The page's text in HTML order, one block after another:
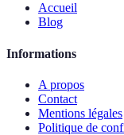
Accueil
Blog
Informations
A propos
Contact
Mentions légales
Politique de